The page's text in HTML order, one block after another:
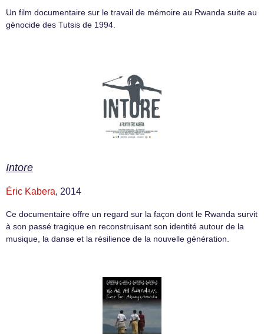
Un film documentaire sur le travail de mémoire au Rwanda suite au
génocide des Tutsis de 1994.
Intore
Éric Kabera, 2014
Ce documentaire offre un regard sur la façon dont le Rwanda survit
à son passé tragique en reconstruisant son identité autour de la
musique, la danse et la résilience de la nouvelle génération.